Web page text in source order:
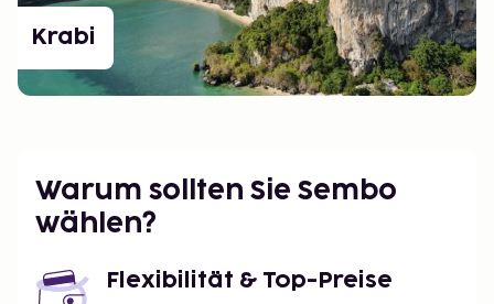
Krabi
Warum sollten Sie Sembo
wählen?
Flexibilität & Top-Preise